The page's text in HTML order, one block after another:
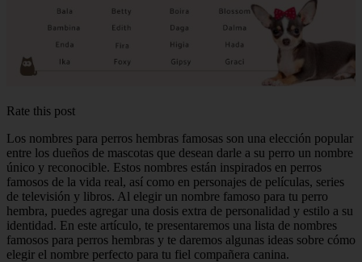
Rate this post
Los nombres para perros hembras famosas son una elección popular
entre los dueños de mascotas que desean darle a su perro un nombre
único y reconocible. Estos nombres están inspirados en perros
famosos de la vida real, así como en personajes de películas, series
de televisión y libros. Al elegir un nombre famoso para tu perro
hembra, puedes agregar una dosis extra de personalidad y estilo a su
identidad. En este artículo, te presentaremos una lista de nombres
famosos para perros hembras y te daremos algunas ideas sobre cómo
elegir el nombre perfecto para tu fiel compañera canina.